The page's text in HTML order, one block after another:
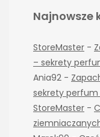
Najnowsze
StoreMaster -
– sekrety
Ania92 -
sekrety
StoreMaster -